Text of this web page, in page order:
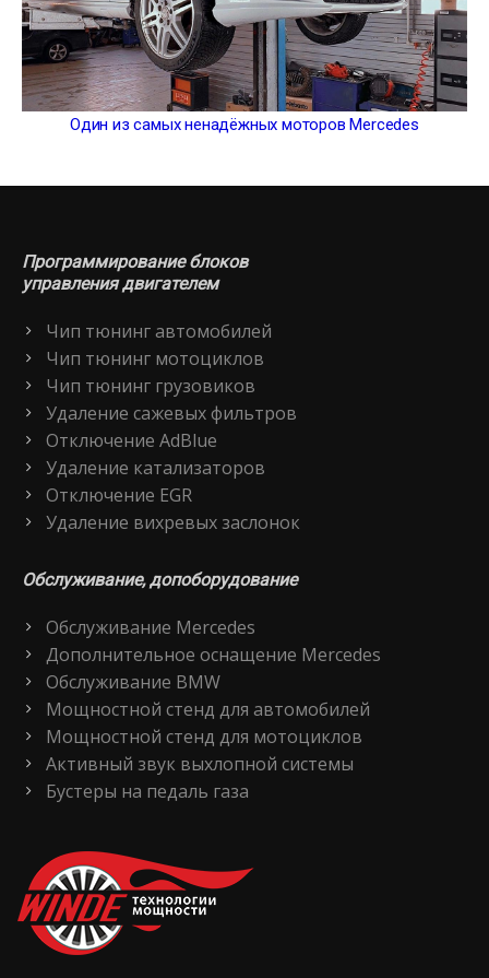
Один из самых ненадёжных моторов Mercedes
Программирование блоков
управления двигателем
Чип тюнинг автомобилей
Чип тюнинг мотоциклов
Чип тюнинг грузовиков
Удаление сажевых фильтров
Отключение AdBlue
Удаление катализаторов
Отключение EGR
Удаление вихревых заслонок
Обслуживание, допоборудование
Обслуживание Mercedes
Дополнительное оснащение Mercedes
Обслуживание BMW
Мощностной стенд для автомобилей
Мощностной стенд для мотоциклов
Активный звук выхлопной системы
Бустеры на педаль газа